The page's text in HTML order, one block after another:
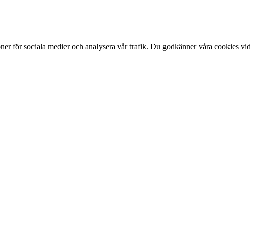
för sociala medier och analysera vår trafik. Du godkänner våra cookies vid